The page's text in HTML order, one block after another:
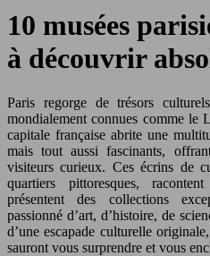
10 musées
à découvrir
Paris regorge de trésors culturels, bien au-delà des institutions
mondialement connues comme le
capitale française abrite une
mais tout aussi fascinants,
visiteurs curieux. Ces écrins de
quartiers pittoresques,
présentent des collections
passionné d’art, d’histoire, de
d’une escapade culturelle
sauront vous surprendre et vous